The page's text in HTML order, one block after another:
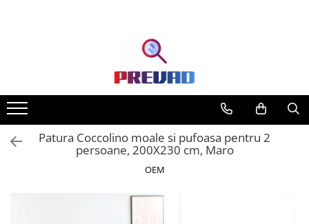
Produse cu transport gratuit –
livrare rapidă și fără costuri
Casa & Gradina
Home & Deco
Produse Cosmetice
Patura Coccolino moale si pufoasa pentru 2
persoane, 200X230 cm, Maro
OEM